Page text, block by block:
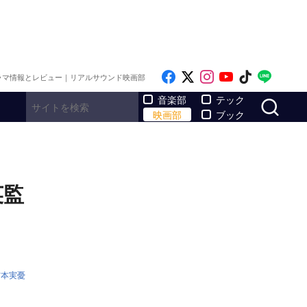
情報とレビュー｜リアルサウンド映画部 Like on Facebook
Follow on x
Follow on
Follow on
Follow
音楽部
映画部
テック
ブック
実憂